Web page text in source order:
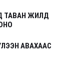
ТАВАН ЖИЛД
АВАХААС